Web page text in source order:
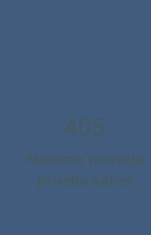
405
Maximo puntaje
prueba saber